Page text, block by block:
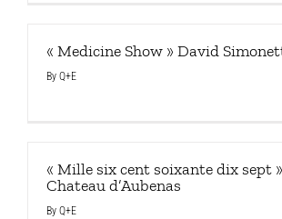
« Medicine Show » David
By Q+E
« Mille six cent soixante dix sept
Chateau d’Aubenas
By Q+E